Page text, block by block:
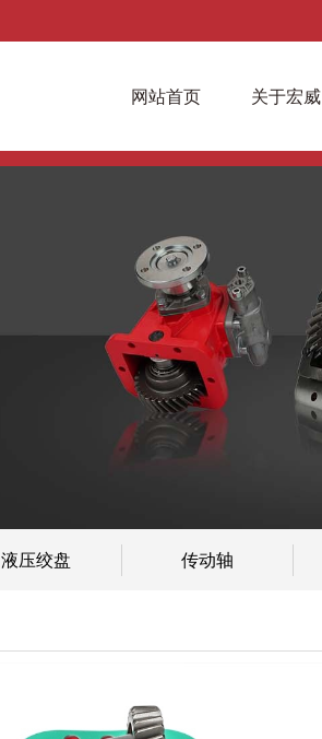
网站首页 关于宏威
液压绞盘 传动轴